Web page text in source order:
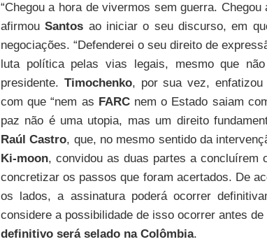
“Chegou a hora de vivermos sem guerra.
afirmouSantos ao iniciar o seu discurso, em
negociações. “Defenderei o seu direito de
luta política pelas vias legais, mesmo que
presidente. Timochenko, por sua vez, enfatizou
com que “nem as FARCnem o Estado saiam
paz não é uma utopia, mas um direito
Raúl Castro, que, no mesmo sentido da
Ki-moon, convidou as duas partes a concluírem
concretizar os passos que foram acertados. De
os lados, a assinatura poderá ocorrer
considere a possibilidade de isso ocorrer antes
definitivo será selado na Colômbia.